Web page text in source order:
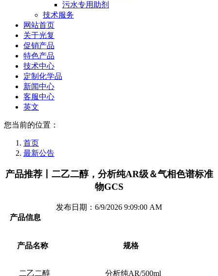
污水专用助剂
技术服务
网站首页
关于光复
促销产品
特色产品
技术中心
定制化学品
新闻中心
客服中心
英文
您当前的位置：
首页
最新公告
产品推荐丨二乙二醇，分析纯AR级＆气相色谱标准
物GCS
发布日期：6/9/2026 9:09:00 AM
产品信息
产品名称 规格
二乙二醇 分析纯AR/500ml